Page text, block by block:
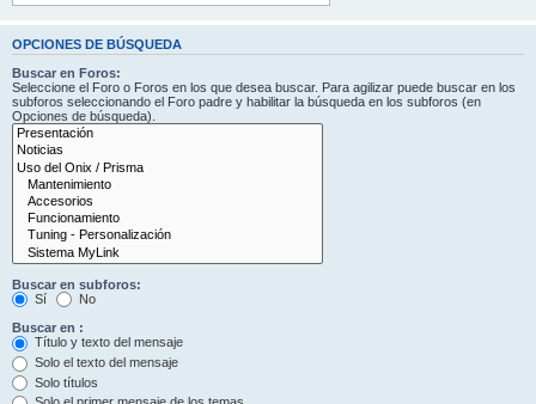
OPCIONES DE BÚSQUEDA
Buscar en Foros:
Seleccione el Foro o Foros en los que desea buscar. Para agilizar puede buscar en los
subforos seleccionando el Foro padre y habilitar la búsqueda en los subforos (en
Opciones de búsqueda).
Buscar en subforos:
Sí
No
Buscar en :
Título y texto del mensaje
Solo el texto del mensaje
Solo títulos